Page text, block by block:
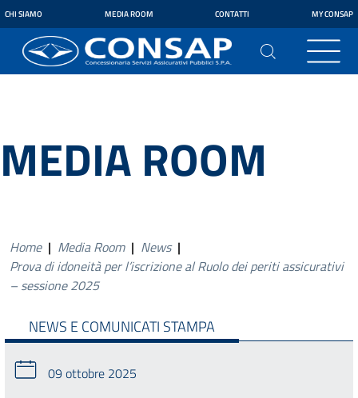
CHI SIAMO MEDIA ROOM CONTATTI MY CONSAP
MEDIA ROOM
Home | Media Room | News |
Prova di idoneità per l’iscrizione al Ruolo dei periti assicurativi
– sessione 2025
NEWS E COMUNICATI STAMPA
09 ottobre 2025